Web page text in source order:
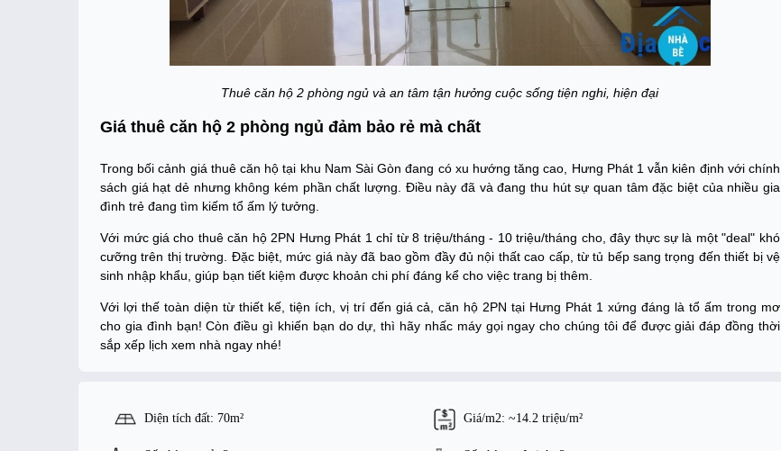
Thuê căn hộ 2 phòng ngủ và an tâm tận hưởng cuộc sống tiện nghi, hiện đại
Giá thuê căn hộ 2 phòng ngủ đảm bảo rẻ mà chất
Trong bối cảnh giá thuê căn hộ tại khu Nam Sài Gòn đang có xu hướng tăng cao, Hưng Phát 1 vẫn kiên định với chính
sách giá hạt dẻ nhưng không kém phần chất lượng. Điều này đã và đang thu hút sự quan tâm đặc biệt của nhiều gia
đình trẻ đang tìm kiếm tổ ấm lý tưởng.
Với mức giá cho thuê căn hộ 2PN Hưng Phát 1 chỉ từ 8 triệu/tháng - 10 triệu/tháng cho, đây thực sự là một "deal" khó
cưỡng trên thị trường. Đặc biệt, mức giá này đã bao gồm đầy đủ nội thất cao cấp, từ tủ bếp sang trọng đến thiết bị vệ
sinh nhập khẩu, giúp bạn tiết kiệm được khoản chi phí đáng kể cho việc trang bị thêm.
Với lợi thế toàn diện từ thiết kế, tiện ích, vị trí đến giá cả, căn hộ 2PN tại Hưng Phát 1 xứng đáng là tổ ấm trong mơ
cho gia đình bạn! Còn điều gì khiến bạn do dự, thì hãy nhấc máy gọi ngay cho chúng tôi để được giải đáp đồng thời
sắp xếp lịch xem nhà ngay nhé!
Diện tích đất: 70m² Giá/m2: ~14.2 triệu/m²